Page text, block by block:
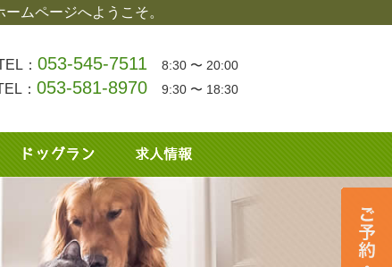
ムページへようこそ。
： 053-545-7511 8:30 〜 20:00
： 053-581-8970 9:30 〜 18:30